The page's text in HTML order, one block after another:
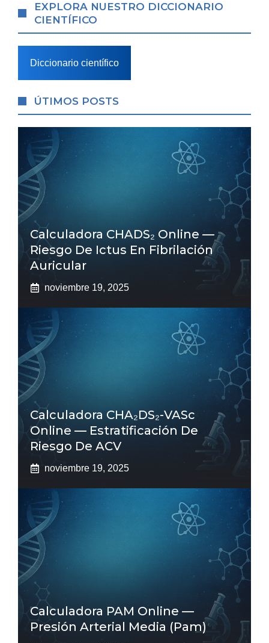
EXPLORA NUESTRO DICCIONARIO
CIENTÍFICO
Diccionario científico
ÚTIMOS POSTS
Calculadora CHADS₂ Online —
Riesgo De Ictus En Fibrilación
Auricular
noviembre 19, 2025
Calculadora CHA₂DS₂-VASc
Online — Estratificación De
Riesgo De ACV
noviembre 19, 2025
Calculadora PAM Online —
Presión Arterial Media (pam)